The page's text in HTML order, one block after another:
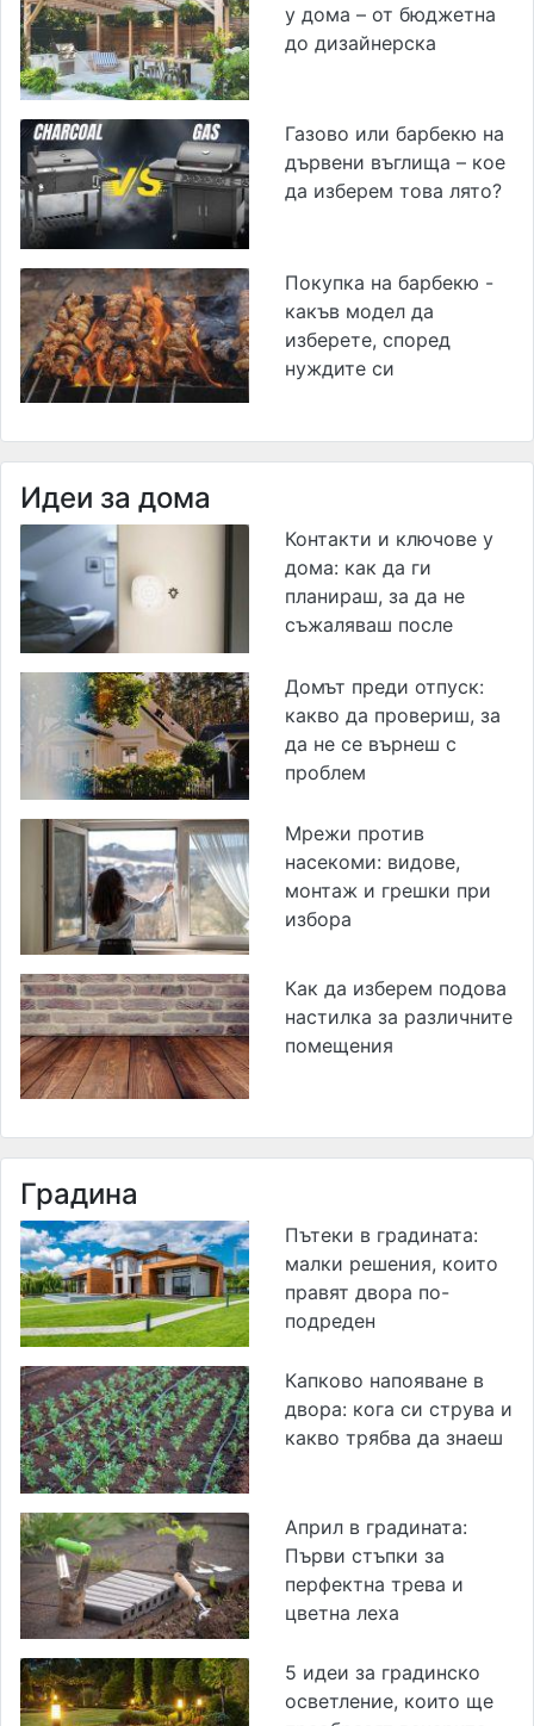
у дома – от бюджетна
до дизайнерска
Газово или барбекю на
дървени въглища – кое
да изберем това лято?
Покупка на барбекю -
какъв модел да
изберете, според
нуждите си
Идеи за дома
Контакти и ключове у
дома: как да ги
планираш, за да не
съжаляваш после
Домът преди отпуск:
какво да провериш, за
да не се върнеш с
проблем
Мрежи против
насекоми: видове,
монтаж и грешки при
избора
Как да изберем подова
настилка за различните
помещения
Градина
Пътеки в градината:
малки решения, които
правят двора по-
подреден
Капково напояване в
двора: кога си струва и
какво трябва да знаеш
Април в градината:
Първи стъпки за
перфектна трева и
цветна леха
5 идеи за градинско
осветление, които ще